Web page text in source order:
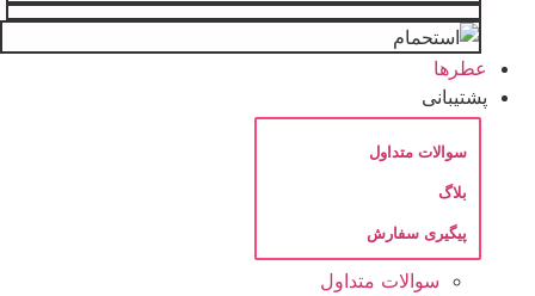
عطرها
پشتیبانی
سوالات متداول
بلاگ
پیگیری سفارش
سوالات متداول